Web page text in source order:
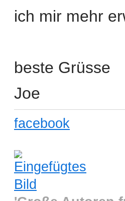
ich mir mehr
beste Grüsse
Joe
facebook